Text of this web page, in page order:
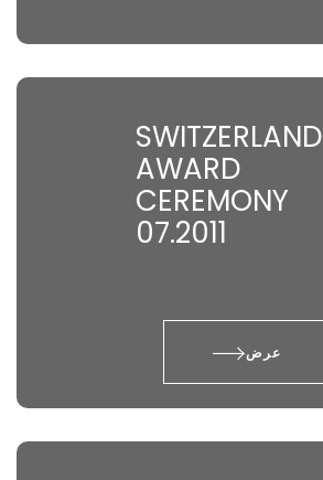
SWITZERLAND
AWARD
CEREMONY
07.2011
عرض